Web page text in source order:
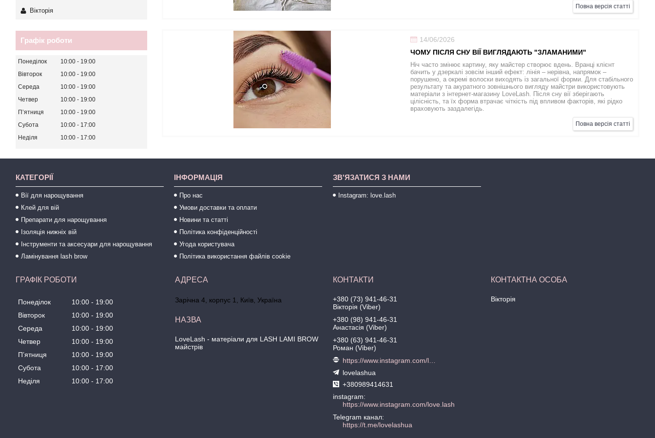
Повна версія статті
14/06/2026
ЧОМУ ПІСЛЯ СНУ ВІЇ ВИГЛЯДАЮТЬ "ЗЛАМАНИМИ"
Ніч часто змінює картину, яку майстер створює вдень. Вранці клієнт
бачить у дзеркалі зовсім інший ефект: лінія – нерівна, напрямок –
порушено, а окремі волоски виходять із загальної форми. Для стабільного
результату та акуратного зовнішнього вигляду майстри використовують
матеріали з інтернет-магазину LoveLash. Після сну вії зберігають
цілісність, та їх форма втрачає чіткість під впливом факторів, які рідко
враховують заздалегідь.
Повна версія статті
Вікторія
Графік роботи
Понеділок 10:00
19:00
Вівторок
10:00
19:00
Середа
10:00
19:00
Четвер
10:00
19:00
Пʼятниця
10:00
19:00
Субота
10:00
17:00
Неділя
10:00 17:00
КАТЕГОРІЇ
Вії для нарощування
Клей для вій
Препарати для нарощування
Ізоляція нижніх вій
Інструменти та аксесуари для нарощування
Ламінування lash brow
ІНФОРМАЦІЯ
Про нас
Умови доставки та оплати
Новини та статті
Політика конфіденційності
Угода користувача
Політика використання файлів cookie
ЗВ'ЯЗАТИСЯ З НАМИ
Instagram: love.lash
ГРАФІК РОБОТИ
Понеділок 10:00
19:00
Вівторок
10:00
19:00
Середа
10:00
19:00
Четвер
10:00
19:00
Пʼятниця
10:00
19:00
Субота
10:00
17:00
Неділя
10:00 17:00
Зарічна 4, корпус 1, Київ, Україна
LoveLash - матеріали для LASH LAMI BROW
майстрів
+380 (73) 941-46-31
Вікторія (Viber)
+380 (98) 941-46-31
Анастасія (Viber)
+380 (63) 941-46-31
Роман (Viber)
lovelashua
+380989414631
instagram
https://www.instagram.com/love.lash
Telegram канал
https://t.me/lovelashua
Вікторія